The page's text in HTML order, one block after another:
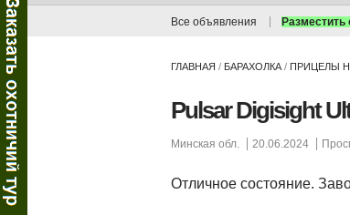
Все объявления
ГЛАВНАЯ / БАРАХОЛКА / ПРИЦЕЛЫ
Pulsar Digisight
Минская обл. 20.06.2024
Отличное состояние.